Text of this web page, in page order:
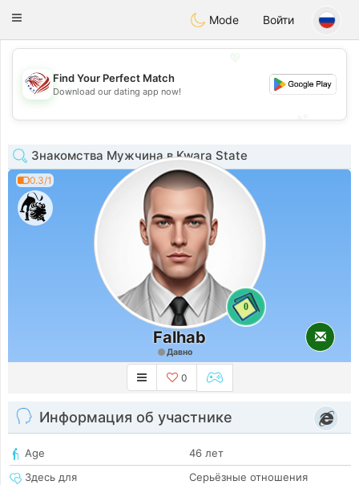
Dating
Toggle
Mode Войти
💖
💕
Find Your Perfect Match
Download our dating app now!
Знакомства Мужчина в Kwara State
0.3/1
0
Falhab
Давно
0
Информация об участнике
Age
46 лет
Здесь для
Серьёзные отношения